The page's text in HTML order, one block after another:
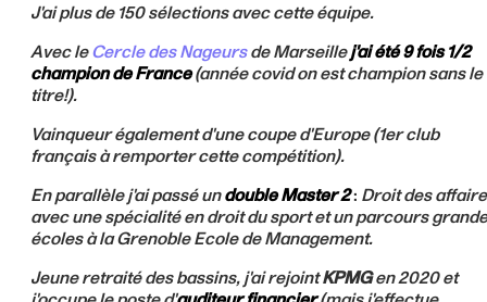
J'ai plus de 150 sélections avec cette équipe.
Avec leCercle des Nageursde Marseillej'ai été 9 fois 1/2
champion de France(année covid on est champion sans le
titre!).
Vainqueur également d'une coupe d'Europe (1er club
français à remporter cette compétition).
En parallèle j'ai passé undouble Master 2: Droit des
avec une spécialité en droit du sport et un parcours
écoles à la Grenoble Ecole de Management.
Jeune retraité des bassins, j'ai rejointKPMGen 2020 et